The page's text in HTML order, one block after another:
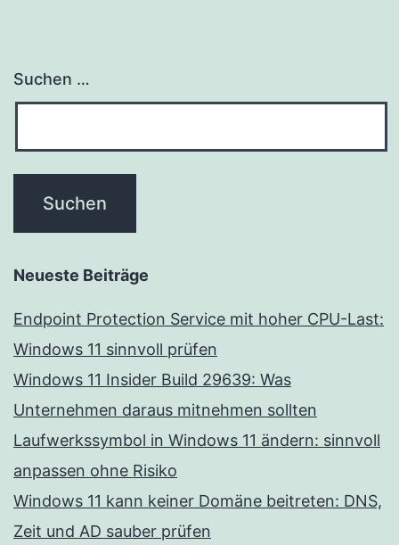
Suchen …
Neueste Beiträge
Endpoint Protection Service mit hoher CPU-Last:
Windows 11 sinnvoll prüfen
Windows 11 Insider Build 29639: Was
Unternehmen daraus mitnehmen sollten
Laufwerkssymbol in Windows 11 ändern: sinnvoll
anpassen ohne Risiko
Windows 11 kann keiner Domäne beitreten: DNS,
Zeit und AD sauber prüfen